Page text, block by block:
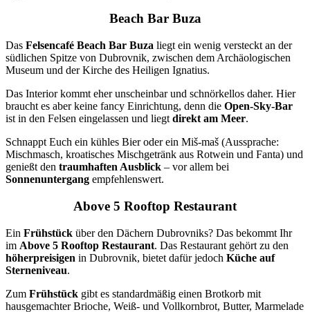
Beach Bar Buza
Das Felsencafé Beach Bar Buza liegt ein wenig versteckt an der
südlichen Spitze von Dubrovnik, zwischen dem Archäologischen
Museum und der Kirche des Heiligen Ignatius.
Das Interior kommt eher unscheinbar und schnörkellos daher. Hier
braucht es aber keine fancy Einrichtung, denn die Open-Sky-Bar
ist in den Felsen eingelassen und liegt direkt am Meer.
Schnappt Euch ein kühles Bier oder ein Miš-maš (Aussprache:
Mischmasch, kroatisches Mischgetränk aus Rotwein und Fanta) und
genießt den traumhaften Ausblick – vor allem bei
Sonnenuntergang empfehlenswert.
Above 5 Rooftop Restaurant
Ein Frühstück über den Dächern Dubrovniks? Das bekommt Ihr
im Above 5 Rooftop Restaurant. Das Restaurant gehört zu den
höherpreisigen in Dubrovnik, bietet dafür jedoch Küche auf
Sterneniveau.
Zum Frühstück gibt es standardmäßig einen Brotkorb mit
hausgemachter Brioche, Weiß- und Vollkornbrot, Butter, Marmelade